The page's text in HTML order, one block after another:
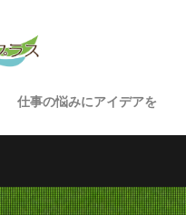
仕事の悩みにアイデアを